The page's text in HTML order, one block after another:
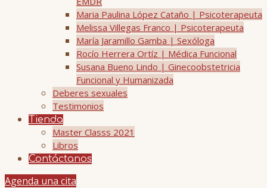
Maria Paulina López Cataño | Psicoterapeuta
Melissa Villegas Franco | Psicoterapeuta
María Jaramillo Gamba | Sexóloga
Rocío Herrera Ortíz | Médica Funcional
Susana Bueno Lindo | Ginecoobstetricia
Funcional y Humanizada
Deberes sexuales
Testimonios
Tienda
Master Classs 2021
Libros
Contáctanos
Agenda una cita